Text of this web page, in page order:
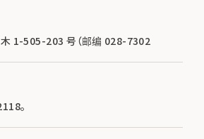
1-505-203 号（邮编 028-7302
。